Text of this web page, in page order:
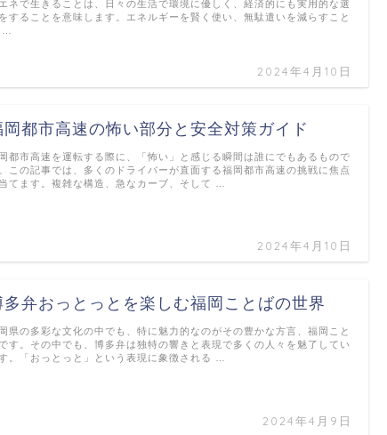
2024年4月10日
ネで生きることは、日々の生活で環境に優しく、経済的にも実用的な選
することを意味します。エネルギーを賢く使い、無駄遣いを減らすこと
岡都市高速の怖い部分と安全対策ガイド
2024年4月10日
都市高速を運転する際に、「怖い」と感じる瞬間は誰にでもあるもので
この記事では、多くのドライバーが直面する福岡都市高速の挑戦に焦点
てます。複雑な構造、急なカーブ、そして …
多弁おっとっとを楽しむ福岡ことばの世界
2024年4月9日
県の多彩な文化の中でも、特に魅力的なのがその豊かな方言、福岡こと
す。その中でも、博多弁は独特の響きと表現で多くの人々を魅了してい
。「おっとっと」という表現に象徴される …